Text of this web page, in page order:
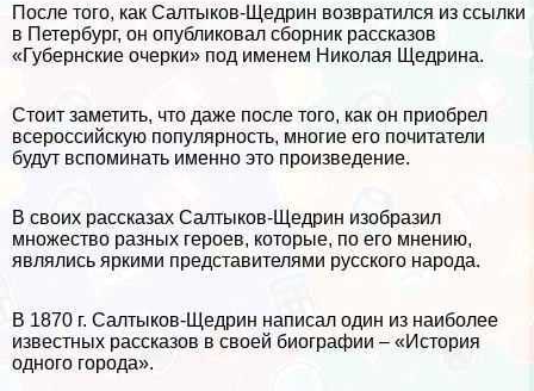
После того, как Салтыков-Щедрин возвратился из ссылки
в Петербург, он опубликовал сборник рассказов
«Губернские очерки» под именем Николая Щедрина.
Стоит заметить, что даже после того, как он приобрел
всероссийскую популярность, многие его почитатели
будут вспоминать именно это произведение.
В своих рассказах Салтыков-Щедрин изобразил
множество разных героев, которые, по его мнению,
являлись яркими представителями русского народа.
В 1870 г. Салтыков-Щедрин написал один из наиболее
известных рассказов в своей биографии – «История
одного города».